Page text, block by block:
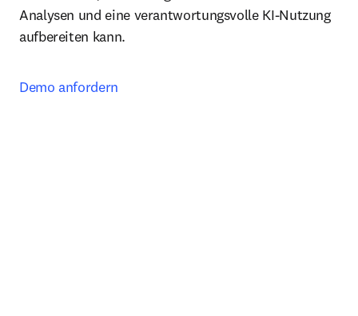
Analysen und eine verantwortungsvolle KI-Nutzung
aufbereiten kann.
Demo anfordern